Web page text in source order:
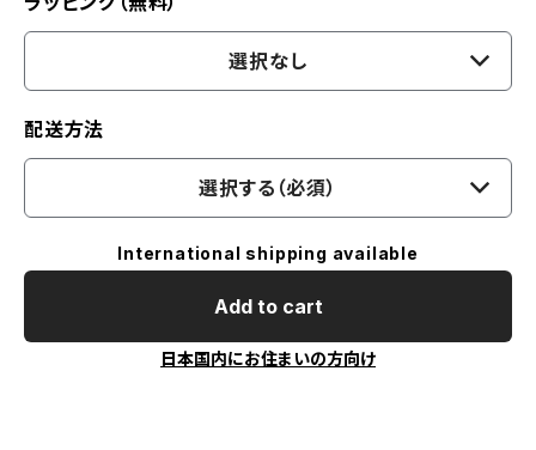
選択なし
配送方法
選択する（必須）
International shipping available
Add to cart
日本国内にお住まいの方向け